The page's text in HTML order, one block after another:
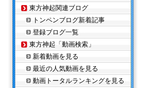
東方神起関連ブログ
トンペンブログ新着記事
登録ブログ一覧
東方神起「動画検索」
新着動画を見る
最近の人気動画を見る
動画トータルランキングを見る